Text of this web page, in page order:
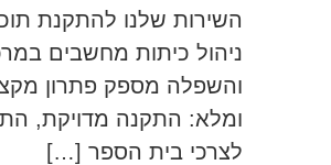
השירות שלנו להתקנת
ניהול כיתות מחשבים
והשפלה מספק פתרון
ומלא: התקנה מדויקת,
לצרכי בית הספר […]